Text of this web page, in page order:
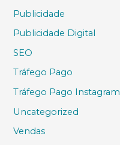
Publicidade
Publicidade Digital
SEO
Tráfego Pago
Tráfego Pago Instagram
Uncategorized
Vendas